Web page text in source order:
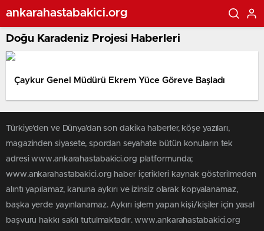
ankarahastabakici.org
Doğu Karadeniz Projesi Haberleri
Çaykur Genel Müdürü Ekrem Yüce Göreve Başladı
Türkiye'den ve Dünya’dan son dakika haberler, köşe yazıları,
magazinden siyasete, spordan seyahate bütün konuların tek
adresi www.ankarahastabakici.org platformunda;
www.ankarahastabakici.org haber içerikleri kaynak gösterilmeden
alıntı yapılamaz, kanuna aykırı ve izinsiz olarak kopyalanamaz,
başka yerde yayınlanamaz. Aykırı işlem yapan kişi/kişiler için yasal
başvuru hakkı saklı tutulmaktadır. www.ankarahastabakici.org